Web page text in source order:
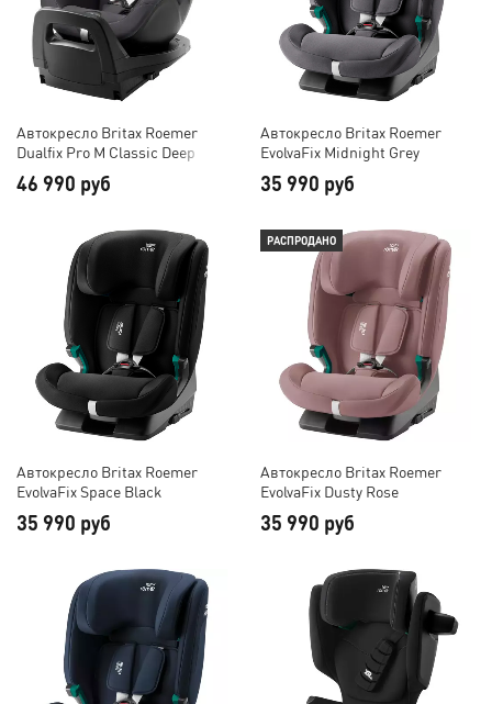
Автокресло Britax Roemer
Dualfix Pro M Classic Deep
Grey
46 990 руб
Автокресло Britax Roemer
EvolvaFix Midnight Grey
35 990 руб
Автокресло Britax Roemer
EvolvaFix Space Black
35 990 руб
РАСПРОДАНО
Автокресло Britax Roemer
EvolvaFix Dusty Rose
35 990 руб